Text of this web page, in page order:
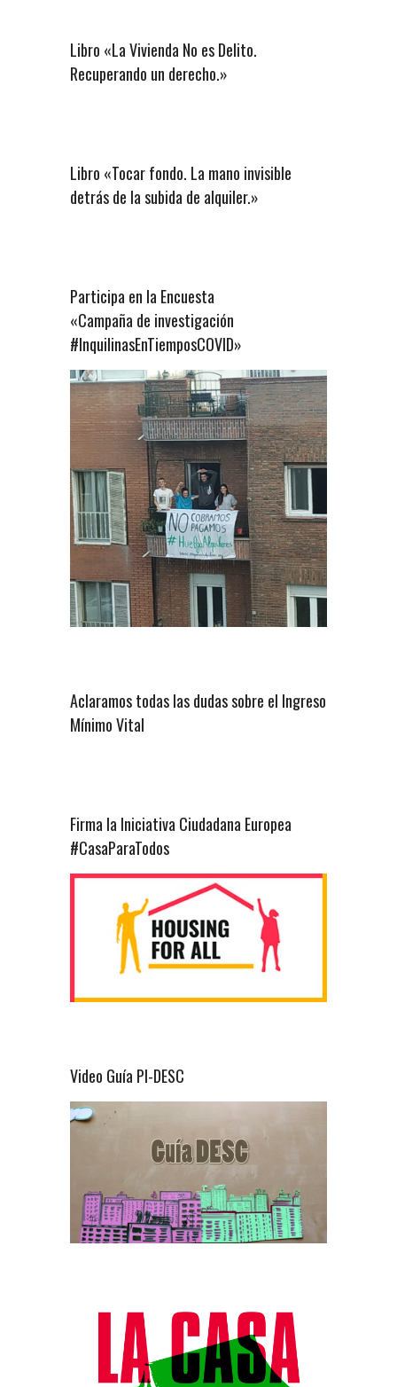
Libro «La Vivienda No es Delito.
Recuperando un derecho.»
Libro «Tocar fondo. La mano invisible
detrás de la subida de alquiler.»
Participa en la Encuesta
«Campaña de investigación
#InquilinasEnTiemposCOVID»
Aclaramos todas las dudas sobre el Ingreso
Mínimo Vital
Firma la Iniciativa Ciudadana Europea
#CasaParaTodos
Video Guía PI-DESC